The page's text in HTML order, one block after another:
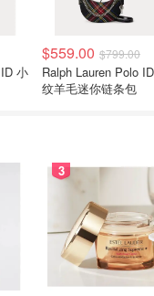
$559.00 $799.00
Ralph Lauren Polo ID 格
纹羊毛迷你链条包
3